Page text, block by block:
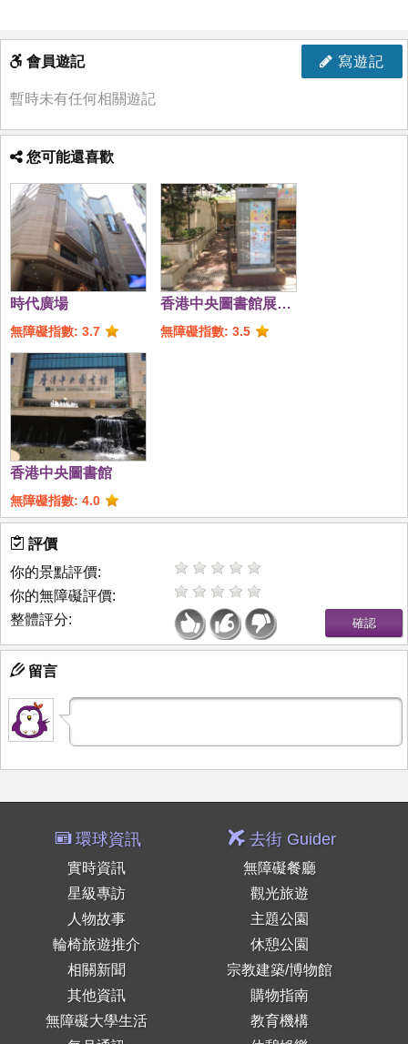
寫遊記
會員遊記
暫時未有任何相關遊記
您可能還喜歡
時代廣場
無障礙指數: 3.7
香港中央圖書館展覽
館
無障礙指數: 3.5
香港中央圖書館
無障礙指數: 4.0
評價
你的景點評價:
你的無障礙評價:
整體評分:
留言
環球資訊
實時資訊
星級專訪
人物故事
輪椅旅遊推介
相關新聞
其他資訊
無障礙大學生活
去街 Guider
無障礙餐廳
觀光旅遊
主題公園
休憩公園
宗教建築/博物館
購物指南
教育機構